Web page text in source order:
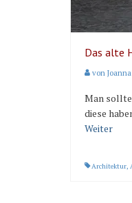
Das alte
von Joanna
Man sollte
diese
Weiter
Architektur